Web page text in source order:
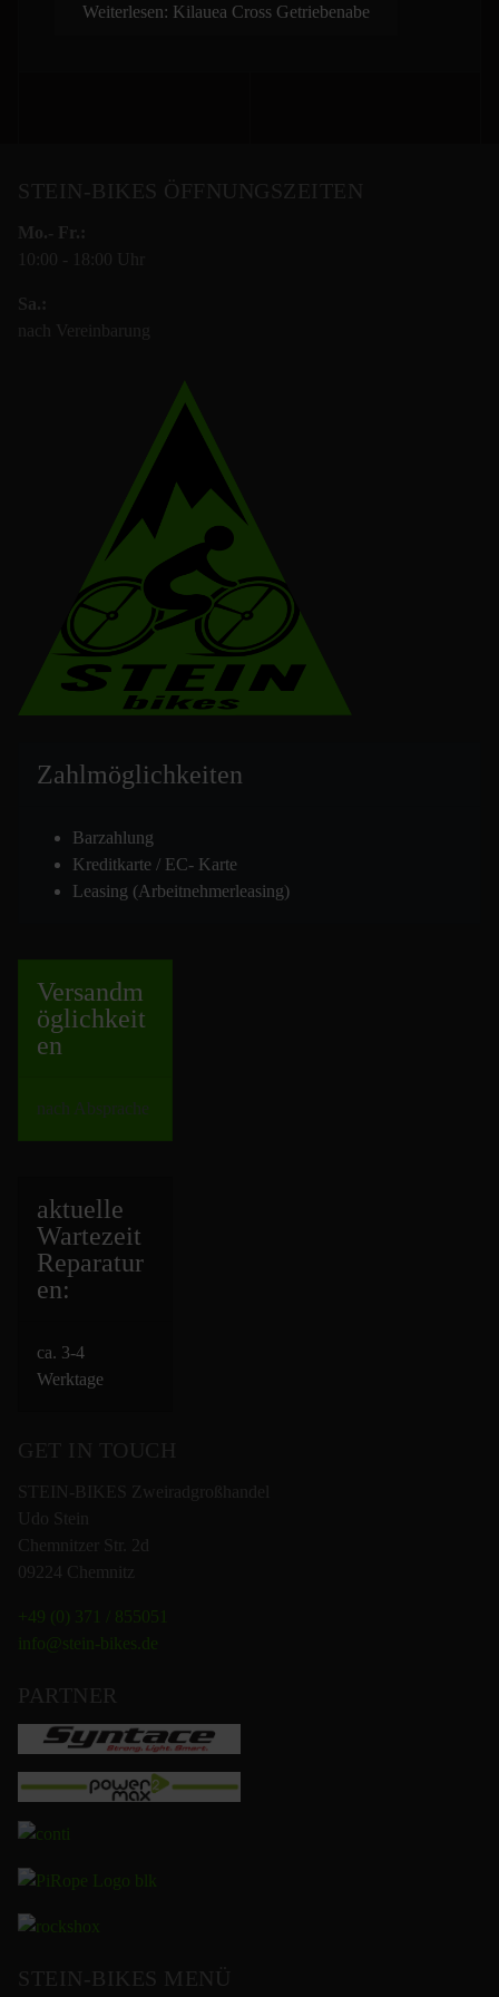
Weiterlesen: Kilauea Cross Getriebenabe
STEIN-BIKES ÖFFNUNGSZEITEN
Mo.- Fr.:
10:00 - 18:00 Uhr
Sa.:
nach Vereinbarung
Zahlmöglichkeiten
Barzahlung
Kreditkarte / EC- Karte
Leasing (Arbeitnehmerleasing)
Versandm
öglichkeit
en
nach Absprache
aktuelle
Wartezeit
Reparatur
en:
ca. 3-4
Werktage
GET IN TOUCH
STEIN-BIKES Zweiradgroßhandel
Udo Stein
Chemnitzer Str. 2d
09224 Chemnitz
+49 (0) 371 / 855051
info@stein-bikes.de
PARTNER
STEIN-BIKES MENÜ